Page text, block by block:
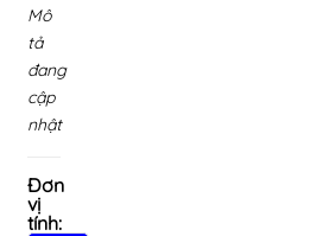
Mô
tả
đang
cập
nhật
Đơn
vị
tính: